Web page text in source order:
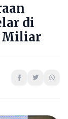
di
Miliar